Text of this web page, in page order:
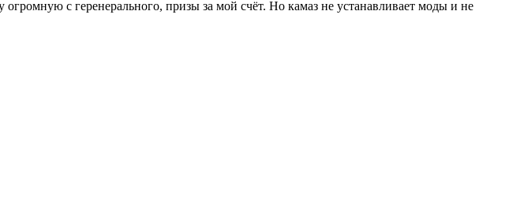
огромную с геренерального, призы за мой счёт. Но камаз не устанавливает моды и не